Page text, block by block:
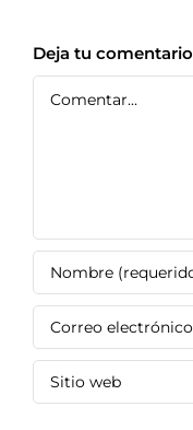
Deja tu comentario
Comentar